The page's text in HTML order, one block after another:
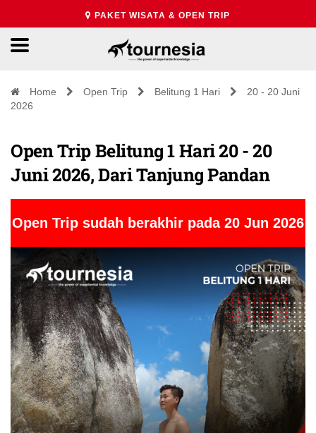
PAKET WISATA & OPEN TRIP
Home Open Trip Belitung 1 Hari
20 - 20 Juni
2026
Open Trip Belitung 1 Hari 20 - 20
Juni 2026, Dari Tanjung Pandan
Open Trip sudah berakhir pada 20 Jun 2026